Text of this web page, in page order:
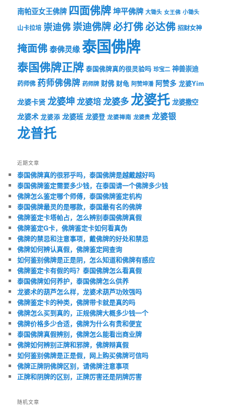
南帕亚女王佛牌 四面佛牌坤平佛牌 大锄头 女王佛 小锄头
山卡拉培 崇迪佛崇迪佛牌必打佛必达佛 招财女神
掩面佛泰佛灵缘泰国佛牌
泰国佛牌正牌 泰国佛牌真的很灵验吗 珍宝二 神兽崇迪
药师佛 药师佛佛牌 药师牌 财佛 财龟 阿赞坤潘 阿赞多 龙婆Yim
龙婆卡贤 龙婆坤龙婆培 龙婆多龙婆托 龙婆撒空
龙婆术 龙婆添 龙婆班 龙婆登 龙婆禅南 龙婆贵 龙婆银
龙普托
近期文章
泰国佛牌真的很邪乎吗，泰国佛牌是越戴越好吗
泰国佛牌鉴定需要多少钱，在泰国请一个佛牌多少钱
佛牌怎么鉴定哪个师傅，泰国佛牌鉴定机构
泰国佛牌最灵的是哪款，泰国最有名的佛牌
佛牌鉴定卡塔帕占，怎么辨别泰国佛牌真假
佛牌鉴定G卡，佛牌鉴定卡如何看真伪
佛牌的禁忌和注意事项，戴佛牌的好处和禁忌
佛牌如何辨认真假，佛牌鉴定网查询
如何鉴别佛牌是正是阴，怎么知道和佛牌有感应
佛牌鉴定卡有假的吗？泰国佛牌怎么看真假
泰国佛牌如何养护，泰国佛牌怎么供养
龙婆术的葫芦怎么样，龙婆术葫芦功效强吗
佛牌鉴定卡的种类，佛牌带卡就是真的吗
佛牌怎么买到真的，正规佛牌大概多少钱一个
佛牌价格多少合适，佛牌为什么有贵和便宜
泰国佛牌真假辨别，佛牌怎么能看出商业牌
佛牌如何辨别正牌和邪牌，佛牌辩真假
如何鉴别佛牌是正是假，网上购买佛牌可信吗
佛牌正牌阴佛牌区别，请佛牌注意事项
正牌和阴牌的区别，正牌厉害还是阴牌厉害
随机文章